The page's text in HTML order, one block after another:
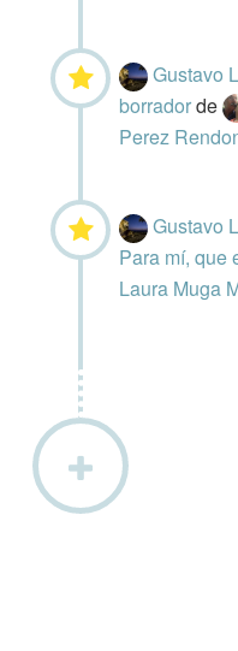
Gustavo
borradorde
Perez
Gustavo
Para mí, que
Laura Muga